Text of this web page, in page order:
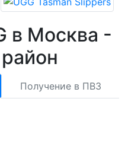
в Москва -
Loading...Получение в ПВЗ